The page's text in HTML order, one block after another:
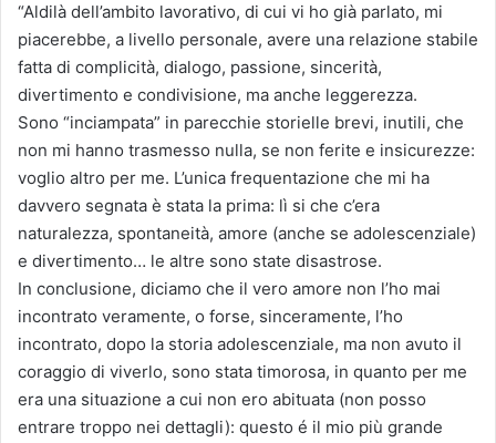
“Aldilà dell’ambito lavorativo, di cui vi ho già parlato, mi
piacerebbe, a livello personale, avere una relazione stabile
fatta di complicità, dialogo, passione, sincerità,
divertimento e condivisione, ma anche leggerezza.
Sono “inciampata” in parecchie storielle brevi, inutili, che
non mi hanno trasmesso nulla, se non ferite e insicurezze:
voglio altro per me. L’unica frequentazione che mi ha
davvero segnata è stata la prima: lì si che c’era
naturalezza, spontaneità, amore (anche se adolescenziale)
e divertimento… le altre sono state disastrose.
In conclusione, diciamo che il vero amore non l’ho mai
incontrato veramente, o forse, sinceramente, l’ho
incontrato, dopo la storia adolescenziale, ma non avuto il
coraggio di viverlo, sono stata timorosa, in quanto per me
era una situazione a cui non ero abituata (non posso
entrare troppo nei dettagli): questo é il mio più grande